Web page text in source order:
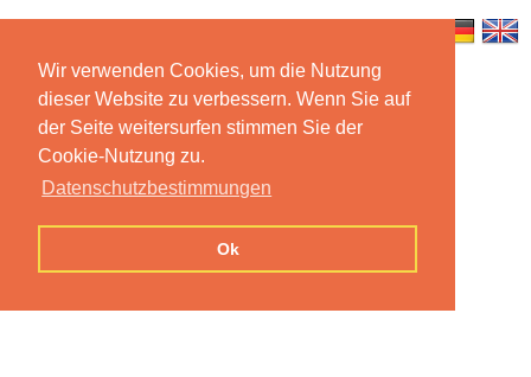
Wir verwenden Cookies, um die Nutzung
dieser Website zu verbessern. Wenn Sie auf
der Seite weitersurfen stimmen Sie der
Cookie-Nutzung zu.
Datenschutzbestimmungen
Ok
Home Features Mobile App
Preise
Contact us Imprint Privacy